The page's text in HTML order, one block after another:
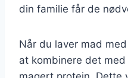
din familie får de
Når du laver mad
at kombinere det